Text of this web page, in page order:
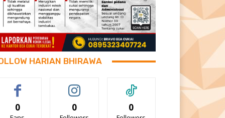
HARIAN BHIRAWA
0 0 0